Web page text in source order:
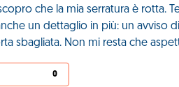
che la mia serratura è rotta.
un dettaglio in più: un avviso
sbagliata. Non mi resta che
0